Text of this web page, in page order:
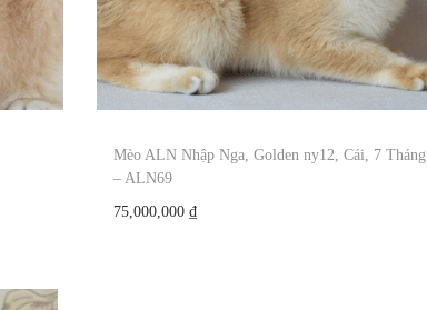
Mèo ALN Nhập Nga, Golden ny12, Cái, 7 Tháng
– ALN69
75,000,000₫